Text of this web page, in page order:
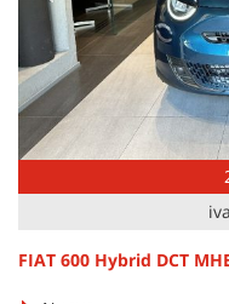
FIAT 600 Hybrid DCT